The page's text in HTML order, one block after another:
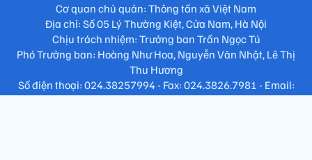
Cơ quan chủ quản: Thông tấn xã Việt Nam
Địa chỉ: Số 05 Lý Thường Kiệt, Cửa Nam, Hà Nội
Chịu trách nhiệm: Trưởng ban Trần Ngọc Tú
Phó Trưởng ban: Hoàng Như Hoa, Nguyễn Văn Nhật, Lê Thị
Thu Hương
Số điện thoại: 024.38257994 - Fax: 024.3826.7981 - Email:
tap.phongbien@gmail.com